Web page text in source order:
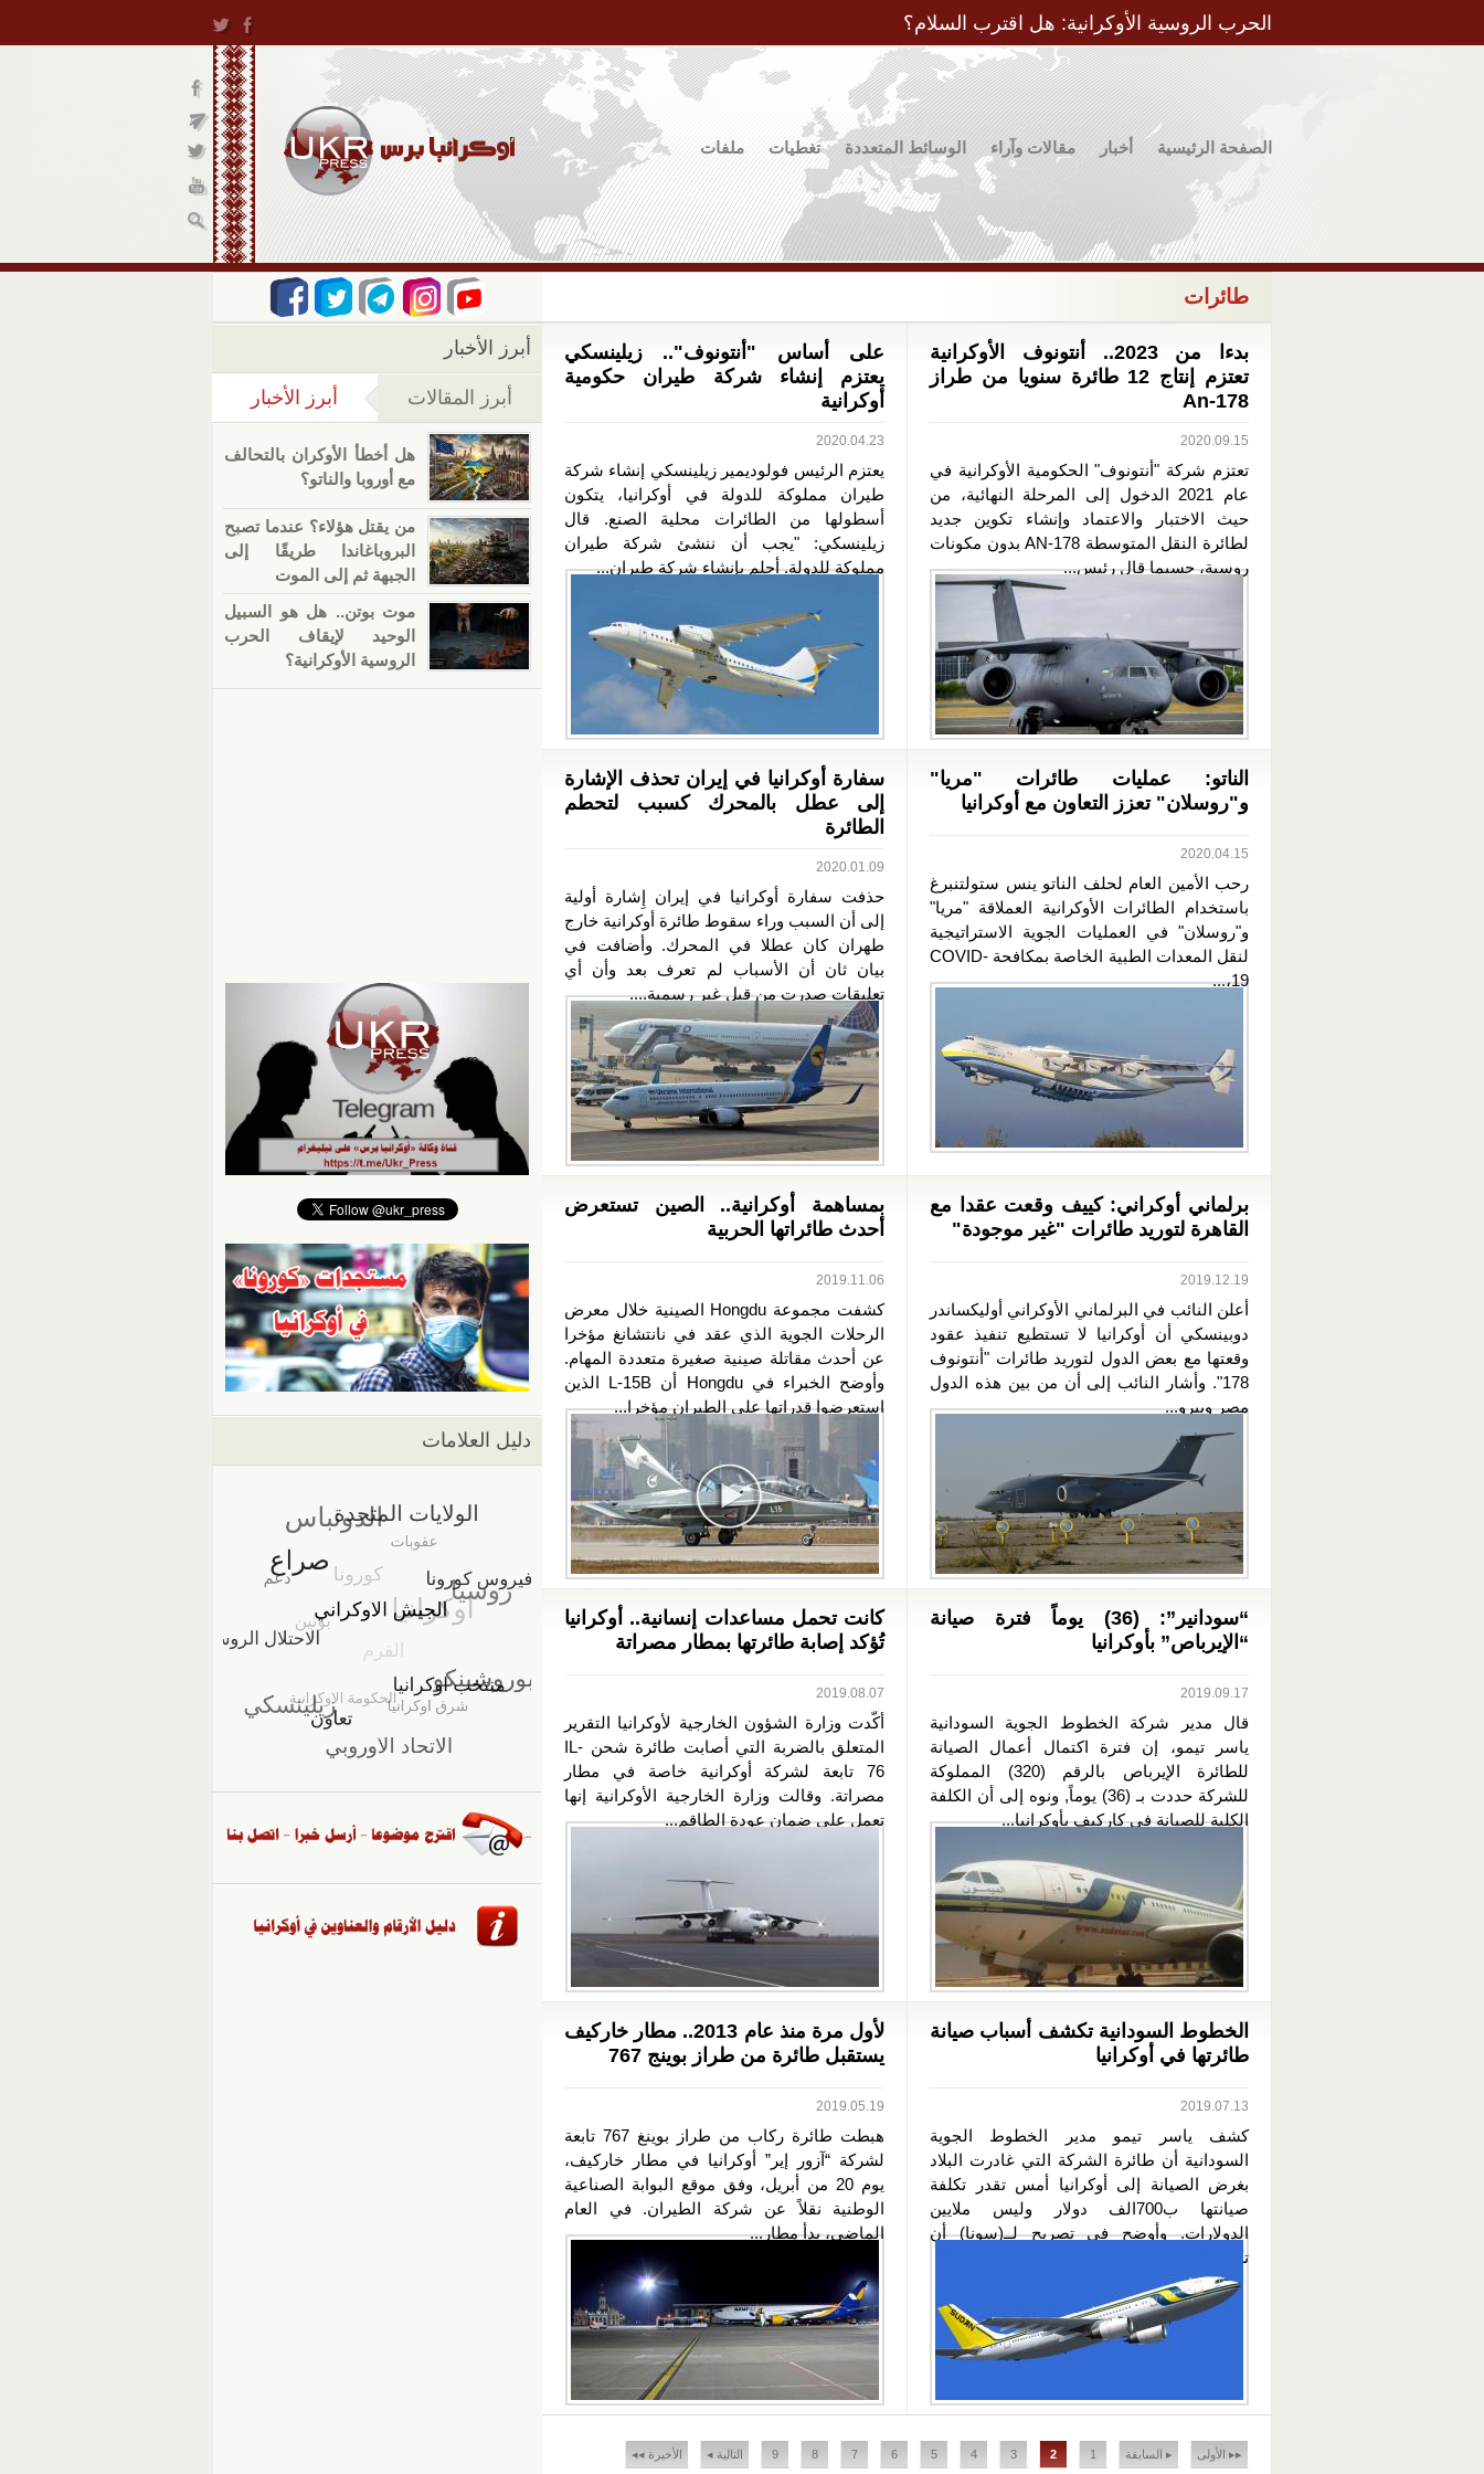
الحرب الروسية الأوكرانية: هل اقترب السلام؟
الصفحة الرئيسية أخبار مقالات وآراء الوسائط المتعددة تغطيات ملفات
طائرات
بدءا من 2023.. أنتونوف الأوكرانية
تعتزم إنتاج 12 طائرة سنويا من طراز
An-178
2020.09.15
تعتزم شركة "أنتونوف" الحكومية الأوكرانية في
عام 2021 الدخول إلى المرحلة النهائية، من
حيث الاختبار والاعتماد وإنشاء تكوين جديد
لطائرة النقل المتوسطة AN-178 بدون مكونات
روسية، حسبما قال رئيس...
على أساس "أنتونوف".. زيلينسكي
يعتزم إنشاء شركة طيران حكومية
أوكرانية
2020.04.23
يعتزم الرئيس فولوديمير زيلينسكي إنشاء شركة
طيران مملوكة للدولة في أوكرانيا، يتكون
أسطولها من الطائرات محلية الصنع. قال
زيلينسكي: "يجب أن ننشئ شركة طيران
مملوكة للدولة. أحلم بإنشاء شركة طيران...
الناتو: عمليات طائرات "مريا"
و"روسلان" تعزز التعاون مع أوكرانيا
2020.04.15
رحب الأمين العام لحلف الناتو ينس ستولتنبرغ
باستخدام الطائرات الأوكرانية العملاقة "مريا"
و"روسلان" في العمليات الجوية الاستراتيجية
لنقل المعدات الطبية الخاصة بمكافحة COVID-
19،...
سفارة أوكرانيا في إيران تحذف الإشارة
إلى عطل بالمحرك كسبب لتحطم
الطائرة
2020.01.09
حذفت سفارة أوكرانيا في إيران إِشارة أولية
إلى أن السبب وراء سقوط طائرة أوكرانية خارج
طهران كان عطلا في المحرك. وأضافت في
بيان ثان أن الأسباب لم تعرف بعد وأن أي
تعليقات صدرت من قبل غير رسمية....
برلماني أوكراني: كييف وقعت عقدا مع
القاهرة لتوريد طائرات "غير موجودة"
2019.12.19
أعلن النائب في البرلماني الأوكراني أوليكساندر
دوبينسكي أن أوكرانيا لا تستطيع تنفيذ عقود
وقعتها مع بعض الدول لتوريد طائرات "أنتونوف
178". وأشار النائب إلى أن من بين هذه الدول
مصر وبيرو...
بمساهمة أوكرانية.. الصين تستعرض
أحدث طائراتها الحربية
2019.11.06
كشفت مجموعة Hongdu الصينية خلال معرض
الرحلات الجوية الذي عقد في نانتشانغ مؤخرا
عن أحدث مقاتلة صينية صغيرة متعددة المهام.
وأوضح الخبراء في Hongdu أن L-15B الذين
استعرضوا قدراتها على الطيران مؤخرا...
“سودانير”: (36) يوماً فترة صيانة
“الإيرباص” بأوكرانيا
2019.09.17
قال مدير شركة الخطوط الجوية السودانية
ياسر تيمو، إن فترة اكتمال أعمال الصيانة
للطائرة الإيرباص بالرقم (320) المملوكة
للشركة حددت بـ (36) يوماً, ونوه إلى أن الكلفة
الكلية للصيانة في كاركيف بأوكرانيا...
كانت تحمل مساعدات إنسانية.. أوكرانيا
تُؤكد إصابة طائرتها بمطار مصراتة
2019.08.07
أكّدت وزارة الشؤون الخارجية لأوكرانيا التقرير
المتعلق بالضربة التي أصابت طائرة شحن IL-
76 تابعة لشركة أوكرانية خاصة في مطار
مصراتة. وقالت وزارة الخارجية الأوكرانية إنها
تعمل على ضمان عودة الطاقم...
الخطوط السودانية تكشف أسباب صيانة
طائرتها في أوكرانيا
2019.07.13
كشف ياسر تيمو مدير الخطوط الجوية
السودانية أن طائرة الشركة التي غادرت البلاد
بغرض الصيانة إلى أوكرانيا أمس تقدر تكلفة
صيانتها ب700الف دولار وليس ملايين
الدولارات. وأوضح في تصريح لــ(سونا) أن
تكلفة...
لأول مرة منذ عام 2013.. مطار خاركيف
يستقبل طائرة من طراز بوينج 767
2019.05.19
هبطت طائرة ركاب من طراز بوينغ 767 تابعة
لشركة “آزور إير” أوكرانيا في مطار خاركيف،
يوم 20 من أبريل، وفق موقع البوابة الصناعية
الوطنية نقلاً عن شركة الطيران. في العام
الماضي، بدأ مطار...
الصفحات
▸▸ الأولى ▸ السابقة 1
2
3
4
5
6
7
8
9 التالية ◂ الأخيرة ◂◂
أبرز الأخبار
أبرز المقالات أبرز الأخبار
هل أخطأ الأوكران بالتحالف
مع أوروبا والناتو؟
من يقتل هؤلاء؟ عندما تصبح
البروباغاندا طريقًا إلى
الجبهة ثم إلى الموت
موت بوتن.. هل هو السبيل
الوحيد لإيقاف الحرب
الروسية الأوكرانية؟
دليل العلامات